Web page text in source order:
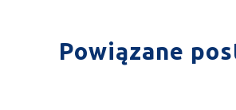
Powiązane